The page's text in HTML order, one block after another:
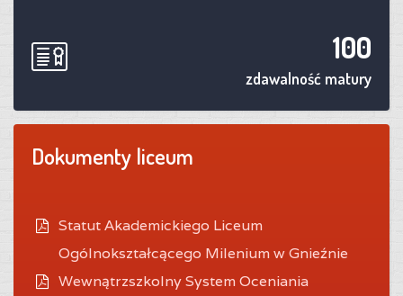
100
zdawalność matury
Dokumenty liceum
Statut Akademickiego Liceum
Ogólnokształcącego Milenium w Gnieźnie
Wewnątrzszkolny System Oceniania